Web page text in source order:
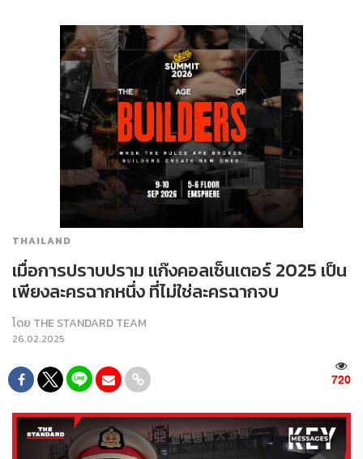
THAILAND
เมื่อการปราบปราม แก๊งคอลเซ็นเตอร์ 2025 เป็น
เพียงละครฉากหนึ่ง ที่ไม่ใช่ละครฉากจบ
โดย THE STANDARD TEAM
26.02.2025
720